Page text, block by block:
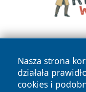
Nasza strona
działała
cookies i